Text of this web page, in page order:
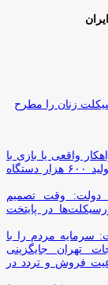
زنان را مطرح
واقعی یا بازی با
منابع کشور؟ / جایگزینی کامل فرسوده‌ها با تولید ۶۰۰ هزار دستگاه
دولت: وقت تصمیم
در پایتخت
سرمایه مردم را با
تهران جایگزینی
فروش و تردد در